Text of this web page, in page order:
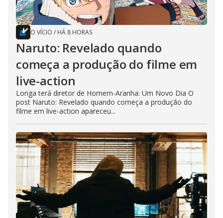
O VÍCIO / HÁ 8 HORAS
Naruto: Revelado quando
começa a produção do filme em
live-action
Longa terá diretor de Homem-Aranha: Um Novo Dia O
post Naruto: Revelado quando começa a produção do
filme em live-action apareceu...